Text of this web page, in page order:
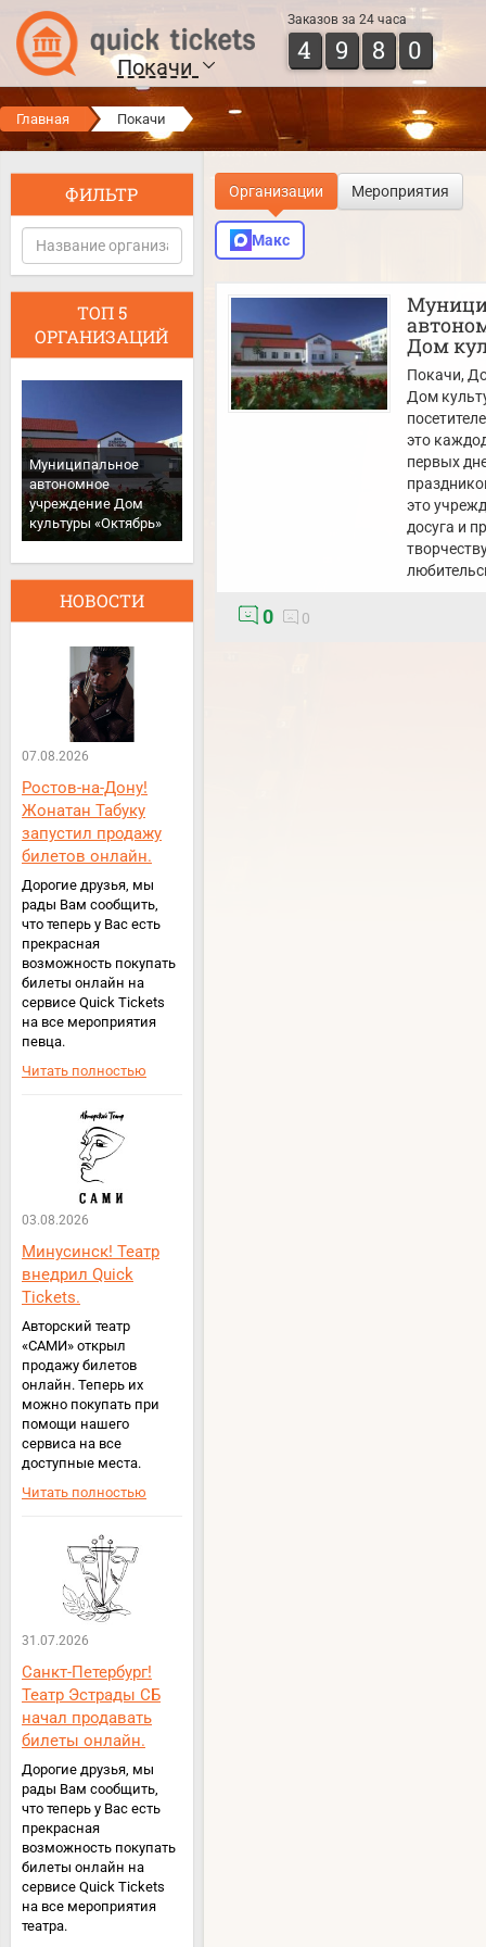
Покачи
Заказов за 24 часа
4 9 8 0
Главная Покачи
ФИЛЬТР
ТОП 5
ОРГАНИЗАЦИЙ
Муниципальное
автономное
учреждение Дом
культуры «Октябрь»
НОВОСТИ
07.08.2026
Ростов-на-Дону!
Жонатан Табуку
запустил продажу
билетов онлайн.
Дорогие друзья, мы
рады Вам сообщить,
что теперь у Вас есть
прекрасная
возможность покупать
билеты онлайн на
сервисе Quick Tickets
на все мероприятия
певца.
Читать полностью
03.08.2026
Минусинск! Театр
внедрил Quick
Tickets.
Авторский театр
«САМИ» открыл
продажу билетов
онлайн. Теперь их
можно покупать при
помощи нашего
сервиса на все
доступные места.
Читать полностью
31.07.2026
Санкт-Петербург!
Театр Эстрады СБ
начал продавать
билеты онлайн.
Дорогие друзья, мы
рады Вам сообщить,
что теперь у Вас есть
прекрасная
возможность покупать
билеты онлайн на
сервисе Quick Tickets
на все мероприятия
театра.
Организации Мероприятия
Макс
Дом
Покачи,
Дом
это
первых
это
досуга и
0 0